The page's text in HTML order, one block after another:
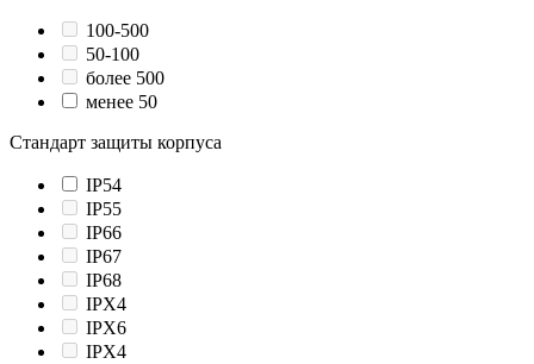
100-500
50-100
более 500
менее 50
Стандарт защиты корпуса
IP54
IP55
IP66
IP67
IP68
IPX4
IPX6
IPХ4